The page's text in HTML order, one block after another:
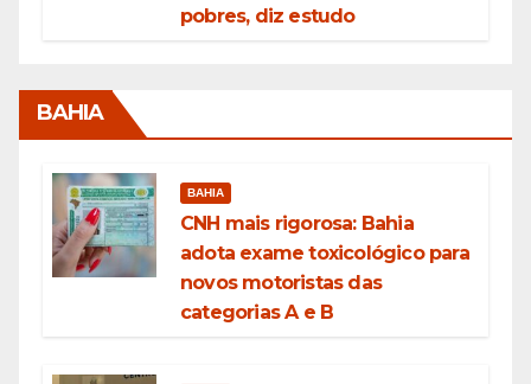
pobres, diz estudo
BAHIA
BAHIA
CNH mais rigorosa: Bahia
adota exame toxicológico para
novos motoristas das
categorias A e B